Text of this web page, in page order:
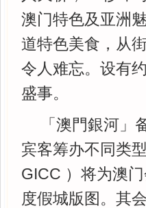
澳门特色及亚洲
道特色美食，从
令人难忘。设有
盛事。
「澳門銀河
宾客筹办不同类
GICC ）将为澳
度假城版图。其